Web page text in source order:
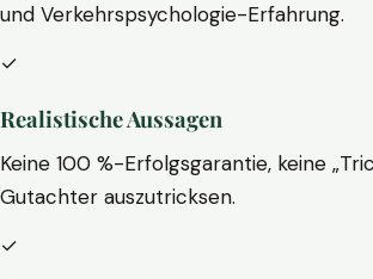
und Verkehrspsychologie-Erfahrung.
✓
Realistische Aussagen
Keine 100 %-Erfolgsgarantie, keine
Gutachter auszutricksen.
✓